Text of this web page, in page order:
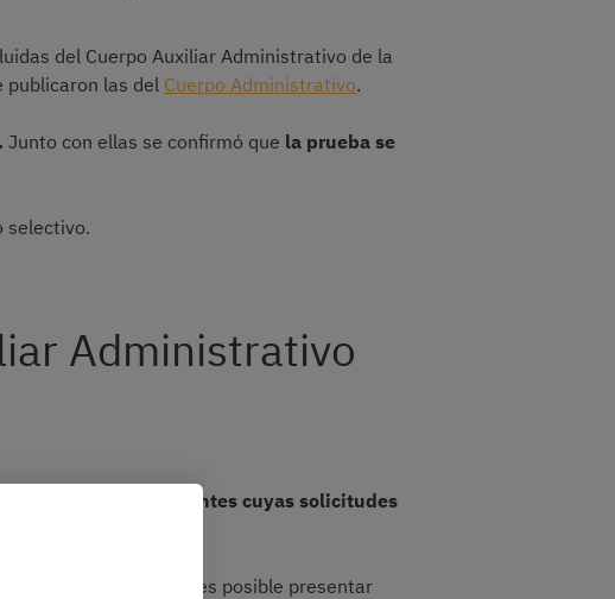
del Cuerpo Auxiliar Administrativo de la
publicaron las del Cuerpo Administrativo.
Junto con ellas se confirmó que la prueba se
selectivo.
Administrativo
relación de aspirantes cuyas solicitudes
los listados iniciales, es posible presentar